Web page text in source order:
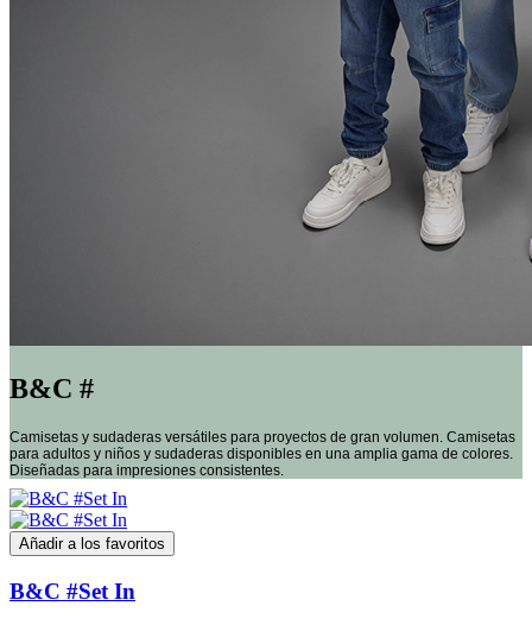
B&C #
Camisetas y sudaderas versátiles para proyectos de gran volumen. Camisetas
para adultos y niños y sudaderas disponibles en una amplia gama de colores.
Diseñadas para impresiones consistentes.
Añadir a los favoritos
B&C #Set In